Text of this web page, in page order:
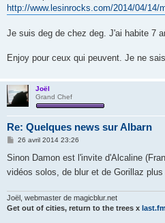
a
http://www.lesinrocks.com/2014/04/14/
Je suis deg de chez deg. J'ai habite 7
Enjoy pour ceux qui peuvent. Je ne
Joël
Grand Chef
Re: Quelques news sur Albarn
M
s
a
26 avril 2014 23:26
Sinon Damon est l'invite d'Alcaline
vidéos solos, de blur et de Gorillaz
Joël, webmaster de magicblur.net
Get out of cities, return to the trees x last.fm